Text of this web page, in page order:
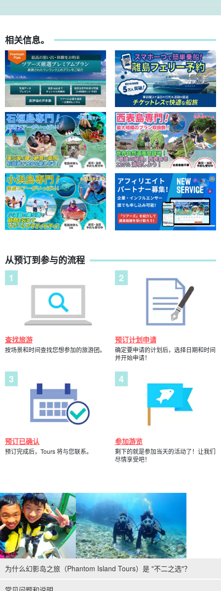
相关信息。
从预订到参与的流程
查找旅游
按场景和时间查找您想参加的旅游团。
预订计划申请
确定要申请的计划后，选择日期和时间
并开始申请！
预订已确认
预订完成后，Tours 将与您联系。
参加游览
剩下的就是参加当天的活动了！让我们
尽情享受吧！
为什么幻影岛之旅（Phantom Island Tours）是 "不二之选"？